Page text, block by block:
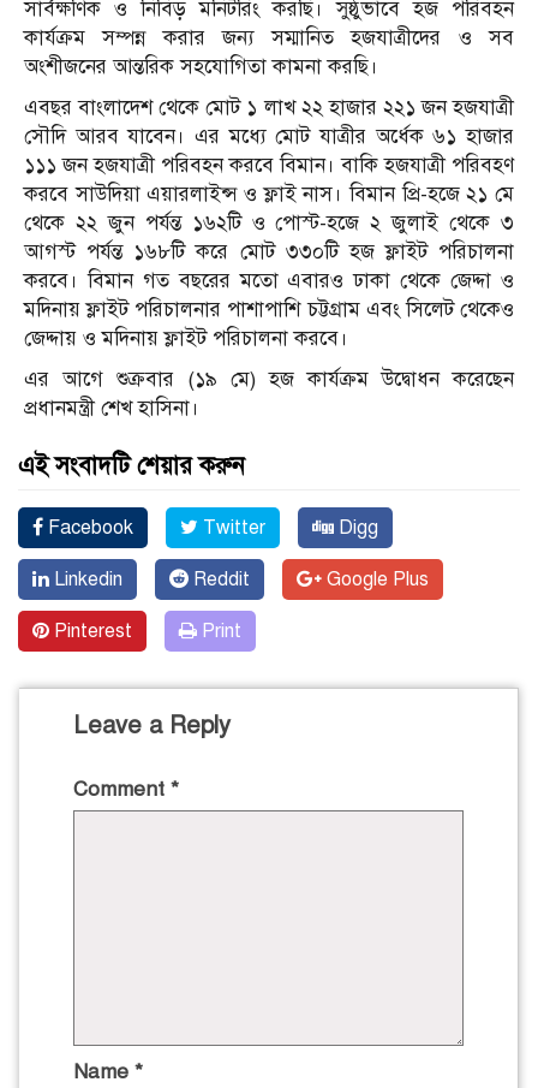
সার্বক্ষণিক ও নিবিড় মনিটরিং করছি। সুষ্ঠুভাবে হজ পরিবহন
কার্যক্রম সম্পন্ন করার জন্য সম্মানিত হজযাত্রীদের ও সব
অংশীজনের আন্তরিক সহযোগিতা কামনা করছি।
এবছর বাংলাদেশ থেকে মোট ১ লাখ ২২ হাজার ২২১ জন হজযাত্রী
সৌদি আরব যাবেন। এর মধ্যে মোট যাত্রীর অর্ধেক ৬১ হাজার
১১১ জন হজযাত্রী পরিবহন করবে বিমান। বাকি হজযাত্রী পরিবহণ
করবে সাউদিয়া এয়ারলাইন্স ও ফ্লাই নাস। বিমান প্রি-হজে ২১ মে
থেকে ২২ জুন পর্যন্ত ১৬২টি ও পোস্ট-হজে ২ জুলাই থেকে ৩
আগস্ট পর্যন্ত ১৬৮টি করে মোট ৩৩০টি হজ ফ্লাইট পরিচালনা
করবে। বিমান গত বছরের মতো এবারও ঢাকা থেকে জেদ্দা ও
মদিনায় ফ্লাইট পরিচালনার পাশাপাশি চট্টগ্রাম এবং সিলেট থেকেও
জেদ্দায় ও মদিনায় ফ্লাইট পরিচালনা করবে।
এর আগে শুক্রবার (১৯ মে) হজ কার্যক্রম উদ্বোধন করেছেন
প্রধানমন্ত্রী শেখ হাসিনা।
এই সংবাদটি শেয়ার করুন
Facebook Twitter Digg
Linkedin Reddit Google Plus
Pinterest Print
Leave a Reply
Comment *
Name *